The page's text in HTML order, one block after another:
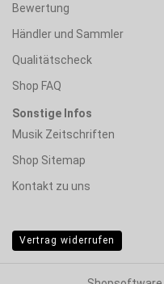
Bewertung
Händler und Sammler
Qualitätscheck
Shop FAQ
Sonstige Infos
Musik Zeitschriften
Shop Sitemap
Kontakt zu uns
Vertrag widerrufen